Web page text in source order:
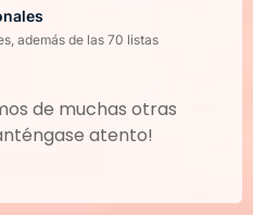
además de las 70 listas
de muchas otras
atento!